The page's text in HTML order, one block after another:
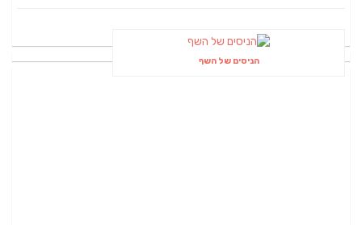
הניסים של השף